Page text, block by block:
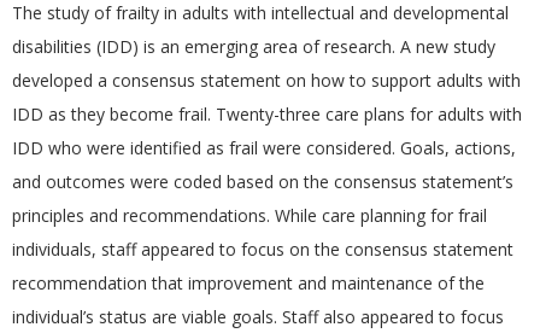
The study of frailty in adults with intellectual and developmental
disabilities (IDD) is an emerging area of research. A new study
developed a consensus statement on how to support adults with
IDD as they become frail. Twenty-three care plans for adults with
IDD who were identified as frail were considered. Goals, actions,
and outcomes were coded based on the consensus statement’s
principles and recommendations. While care planning for frail
individuals, staff appeared to focus on the consensus statement
recommendation that improvement and maintenance of the
individual’s status are viable goals. Staff also appeared to focus